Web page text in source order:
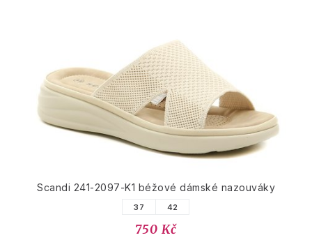
Scandi 241-2097-K1 béžové dámské nazouváky
37 42
750 Kč